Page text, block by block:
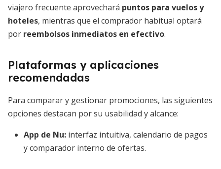
viajero frecuente aprovechará puntos para vuelos y
hoteles, mientras que el comprador habitual optará
por reembolsos inmediatos en efectivo.
Plataformas y aplicaciones
recomendadas
Para comparar y gestionar promociones, las siguientes
opciones destacan por su usabilidad y alcance:
App de Nu: interfaz intuitiva, calendario de pagos
y comparador interno de ofertas.